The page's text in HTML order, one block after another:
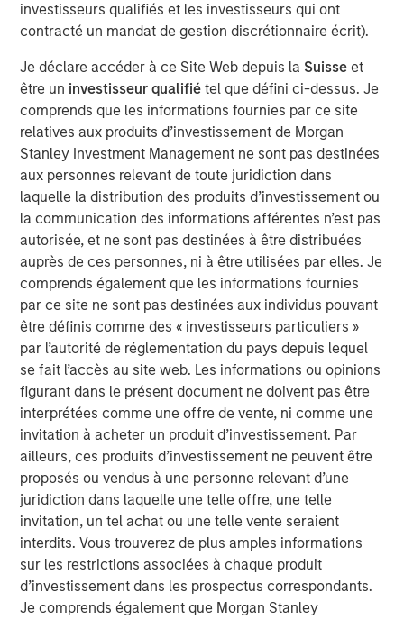
investisseurs qualifiés et les investisseurs qui ont
contracté un mandat de gestion discrétionnaire écrit).
Je déclare accéder à ce Site Web depuis la Suisse et
être un investisseur qualifiétel que défini ci-dessus. Je
comprends que les informations fournies par ce site
relatives aux produits d’investissement de Morgan
Stanley Investment Management ne sont pas destinées
aux personnes relevant de toute juridiction dans
laquelle la distribution des produits d’investissement ou
la communication des informations afférentes n’est pas
autorisée, et ne sont pas destinées à être distribuées
auprès de ces personnes, ni à être utilisées par elles. Je
comprends également que les informations fournies
par ce site ne sont pas destinées aux individus pouvant
être définis comme des « investisseurs particuliers »
par l’autorité de réglementation du pays depuis lequel
se fait l’accès au site web. Les informations ou opinions
figurant dans le présent document ne doivent pas être
interprétées comme une offre de vente, ni comme une
invitation à acheter un produit d’investissement. Par
ailleurs, ces produits d’investissement ne peuvent être
proposés ou vendus à une personne relevant d’une
juridiction dans laquelle une telle offre, une telle
invitation, un tel achat ou une telle vente seraient
interdits. Vous trouverez de plus amples informations
sur les restrictions associées à chaque produit
d’investissement dans les prospectus correspondants.
Je comprends également que Morgan Stanley
We review five areas of micro- and
returns applies and attempt to show why they are
relevant to investors today.
Increasing returns describes cases when a marginal
investment generates an output above the average
and shows up as rising returns on invested capital
and high market share.
The forms of increasing returns tend to overlap and
are useful to understand in the context of industry
formation, market structure, international trade, and
economic growth.
Most forms of increasing returns are deeply
intertwined with the rise of intangible assets, which
can scale faster than tangible ones but are also
harder to protect.
Télécharger le PDF
Counterpoint Global
Counterpoint Global’s culture fosters collaboration,
creativity, continued development and differentiated
thinking.